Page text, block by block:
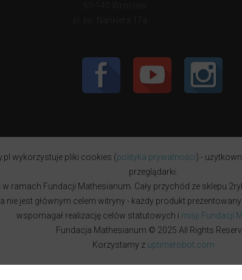
wykorzystuje pliki cookies (polityka prywatności) -
przeglądarki.
w ramach Fundacji Mathesianum. Cały przychód ze sklepu
nie jest głównym celem witryny - każdy produkt
wspomagał realizację celów statutowych i misji Fundacji
Fundacja Mathesianum © 2025 All Rights
Korzystamy z uptimerobot.com